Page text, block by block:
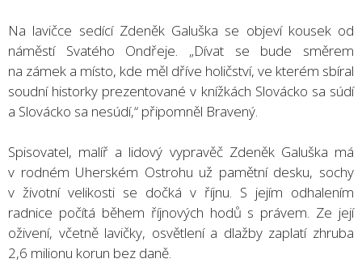
Na lavičce sedící Zdeněk Galuška se objeví kousek od
náměstí Svatého Ondřeje. „Dívat se bude směrem
na zámek a místo, kde měl dříve holičství, ve kterém sbíral
soudní historky prezentované v knížkách Slovácko sa súdí
a Slovácko sa nesúdí,“ připomněl Bravený.
Spisovatel, malíř a lidový vypravěč Zdeněk Galuška má
v rodném Uherském Ostrohu už pamětní desku, sochy
v životní velikosti se dočká v říjnu. S jejím odhalením
radnice počítá během říjnových hodů s právem. Ze její
oživení, včetně lavičky, osvětlení a dlažby zaplatí zhruba
2,6 milionu korun bez daně.